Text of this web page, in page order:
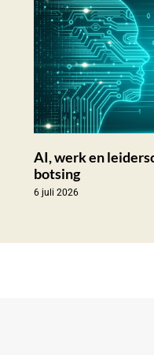
AI, werk en
botsing
6 juli 2026